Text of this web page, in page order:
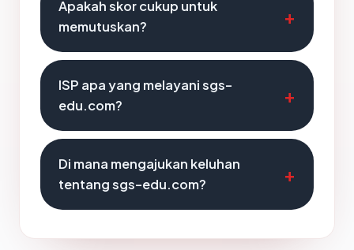
Apakah skor cukup untuk
memutuskan?
ISP apa yang melayani sgs-
edu.com?
Di mana mengajukan keluhan
tentang sgs-edu.com?